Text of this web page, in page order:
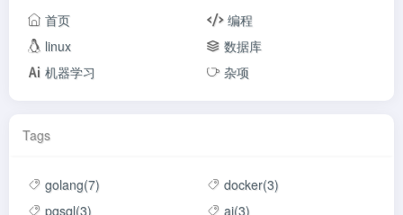
首页
编程
linux
数据库
机器学习
杂项
Tags
golang(7)
docker(3)
pgsql(3)
ai(3)